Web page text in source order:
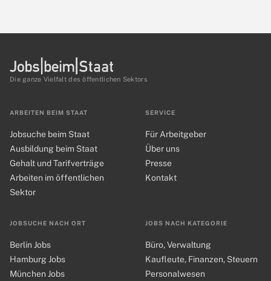
Die ganze Vielfalt des öffentlichen Sektors
ARBEITEN BEIM STAAT
Jobsuche beim Staat
Ausbildung beim Staat
Gehalt und Tarifverträge
Arbeiten im öffentlichen
Sektor
JOBSUCHE NACH ORT
Berlin Jobs
Hamburg Jobs
München Jobs
JOBS NACH KATEGORIE
Büro, Verwaltung
Kaufleute, Finanzen, Steuern
Personalwesen
SERVICE
Für Arbeitgeber
Über uns
Presse
Kontakt